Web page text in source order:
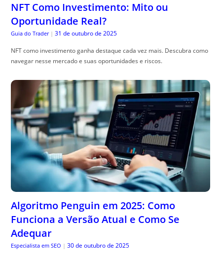
NFT Como Investimento: Mito ou
Oportunidade Real?
Guia do Trader | 31 de outubro de 2025
NFT como investimento ganha destaque cada vez mais. Descubra como
navegar nesse mercado e suas oportunidades e riscos.
Algoritmo Penguin em 2025: Como
Funciona a Versão Atual e Como Se
Adequar
Especialista em SEO | 30 de outubro de 2025